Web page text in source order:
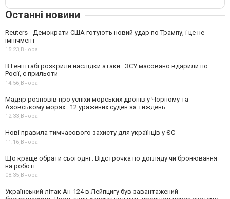
Останні новини
Reuters - Демократи США готують новий удар по Трампу, і це не
імпічмент
15:23,Вчора
В Генштабі розкрили наслідки атаки . ЗСУ масовано вдарили по
Росії, є прильоти
14:56,Вчора
Мадяр розповів про успіхи морських дронів у Чорному та
Азовському морях . 12 уражених суден за тиждень
12:33,Вчора
Нові правила тимчасового захисту для українців у ЄС
11:16,Вчора
Що краще обрати сьогодні . Відстрочка по догляду чи бронювання
на роботі
08:35,Вчора
Український літак Ан-124 в Лейпцигу був завантажений